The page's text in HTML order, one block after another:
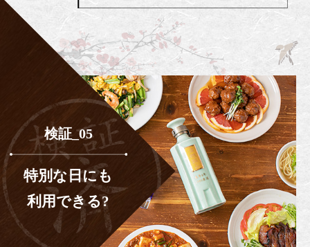
検証_05
特別な日にも
利用できる?